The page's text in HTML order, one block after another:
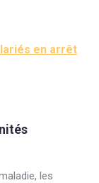
en arrêt
les